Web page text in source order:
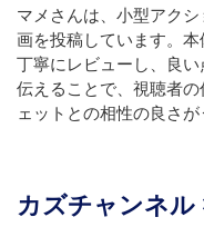
マメさんは、小型アク
画を投稿しています。
丁寧にレビューし、良
伝えることで、視聴者
ェットとの相性の良さが
カズチャンネル